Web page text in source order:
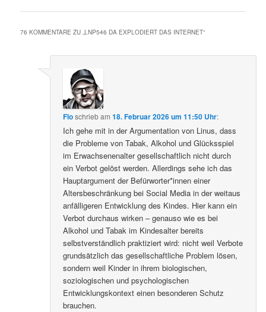
76 KOMMENTARE ZU „LNP546 DA EXPLODIERT DAS INTERNET“
Floschriebam18. Februar 2026 um 11:50 Uhr:
Ich gehe mit in der Argumentation von Linus, dass
die Probleme von Tabak, Alkohol und Glücksspiel
im Erwachsenenalter gesellschaftlich nicht durch
ein Verbot gelöst werden. Allerdings sehe ich das
Hauptargument der Befürworter*innen einer
Altersbeschränkung bei Social Media in der weitaus
anfälligeren Entwicklung des Kindes. Hier kann ein
Verbot durchaus wirken – genauso wie es bei
Alkohol und Tabak im Kindesalter bereits
selbstverständlich praktiziert wird: nicht weil Verbote
grundsätzlich das gesellschaftliche Problem lösen,
sondern weil Kinder in ihrem biologischen,
soziologischen und psychologischen
Entwicklungskontext einen besonderen Schutz
brauchen.